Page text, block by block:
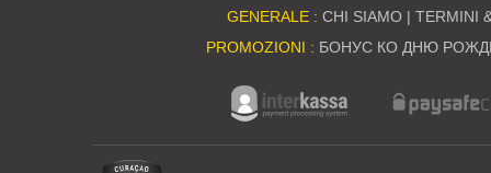
GENERALE : CHI SIAMO | TERMINI
PROMOZIONI : БОНУС КО ДНЮ